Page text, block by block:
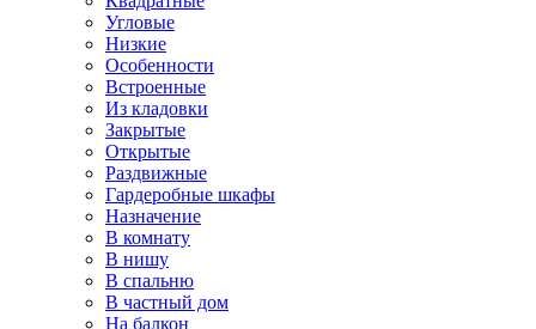
Угловые
Низкие
Особенности
Встроенные
Из кладовки
Закрытые
Открытые
Раздвижные
Гардеробные шкафы
Назначение
В комнату
В нишу
В спальню
В частный дом
На балкон